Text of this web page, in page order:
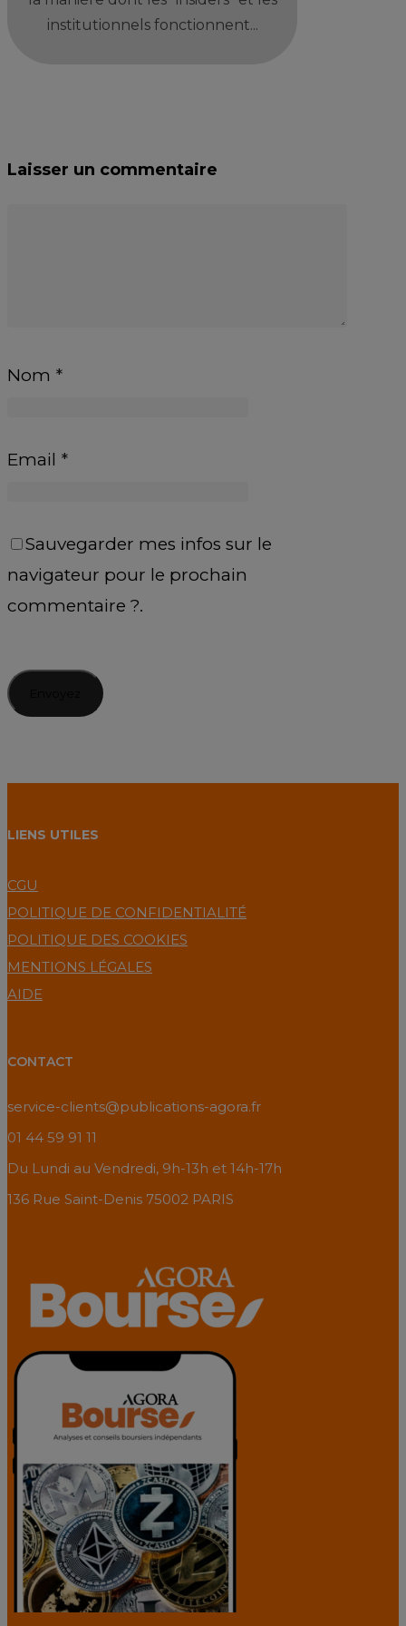
institutionnels fonctionnent...
Laisser un commentaire
Nom *
Email *
Sauvegarder mes infos sur le
navigateur pour le prochain
commentaire ?.
LIENS UTILES
CGU
POLITIQUE DE CONFIDENTIALITÉ
POLITIQUE DES COOKIES
MENTIONS LÉGALES
AIDE
CONTACT
service-clients@publications-agora.fr
01 44 59 91 11
Du Lundi au Vendredi, 9h-13h et 14h-17h
136 Rue Saint-Denis 75002 PARIS